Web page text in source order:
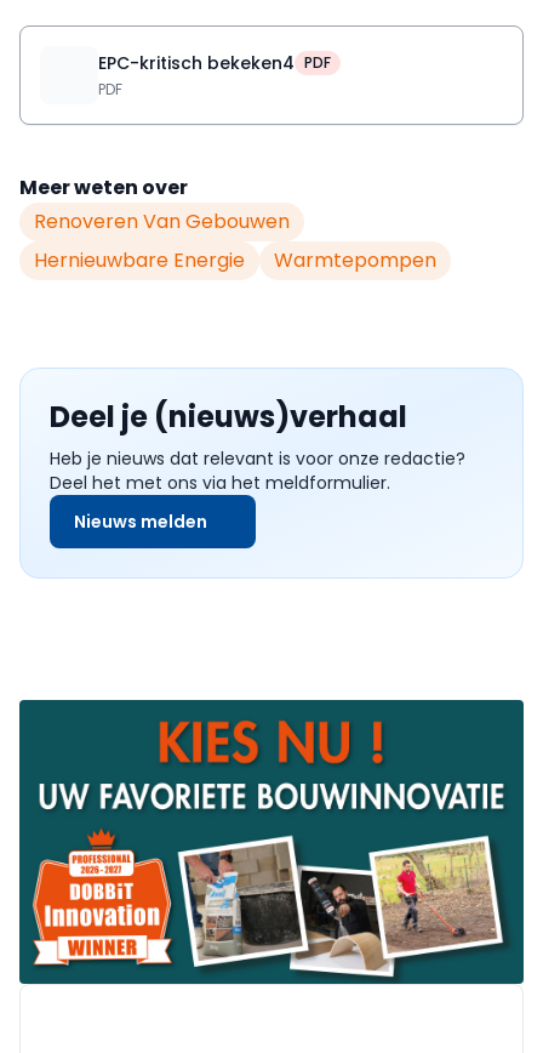
EPC-kritisch bekeken4 PDF
PDF
Meer weten over
Renoveren Van Gebouwen
Hernieuwbare Energie
Warmtepompen
Deel je (nieuws)verhaal
Heb je nieuws dat relevant is voor onze redactie?
Deel het met ons via het meldformulier.
Nieuws melden